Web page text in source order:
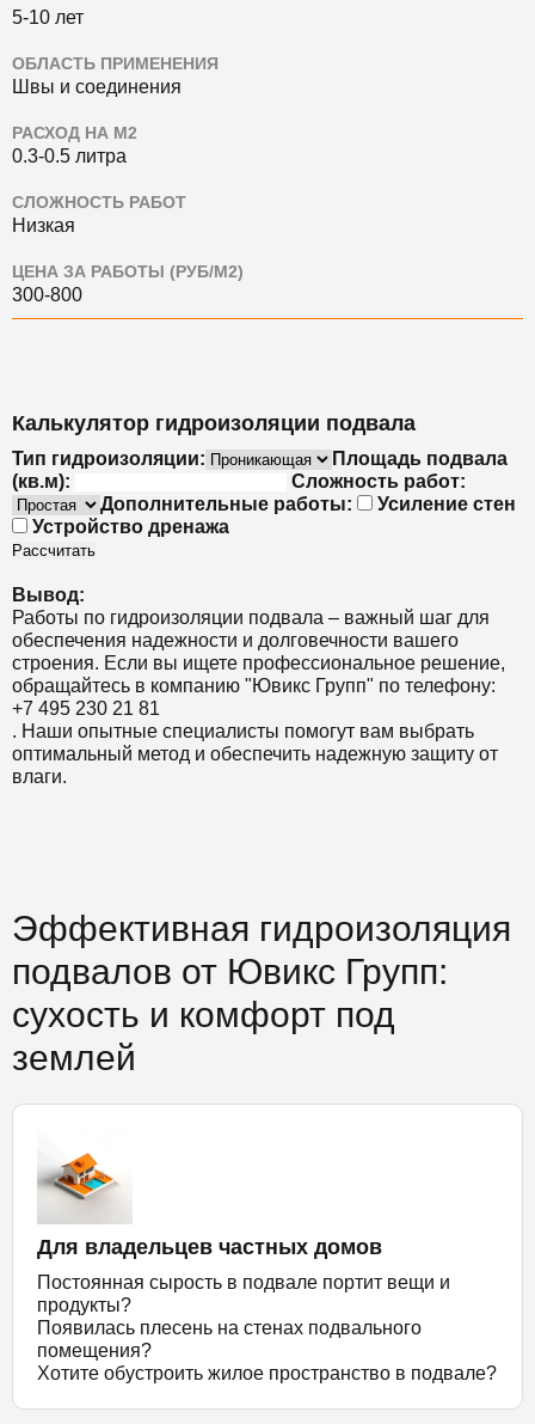
5-10 лет
ОБЛАСТЬ ПРИМЕНЕНИЯ
Швы и соединения
РАСХОД НА М2
0.3-0.5 литра
СЛОЖНОСТЬ РАБОТ
Низкая
ЦЕНА ЗА РАБОТЫ (РУБ/М2)
300-800
Калькулятор гидроизоляции подвала
Тип гидроизоляции:
Площадь подвала
(кв.м):
Сложность работ:
Дополнительные работы:
Усиление стен
Устройство дренажа
Рассчитать
Вывод:
Работы по гидроизоляции подвала – важный шаг для
обеспечения надежности и долговечности вашего
строения. Если вы ищете профессиональное решение,
обращайтесь в компанию "Ювикс Групп" по телефону:
+7 495 230 21 81
. Наши опытные специалисты помогут вам выбрать
оптимальный метод и обеспечить надежную защиту от
влаги.
Эффективная гидроизоляция
подвалов от Ювикс Групп:
сухость и комфорт под
землей
Для владельцев частных домов
Постоянная сырость в подвале портит вещи и
продукты?
Появилась плесень на стенах подвального
помещения?
Хотите обустроить жилое пространство в подвале?